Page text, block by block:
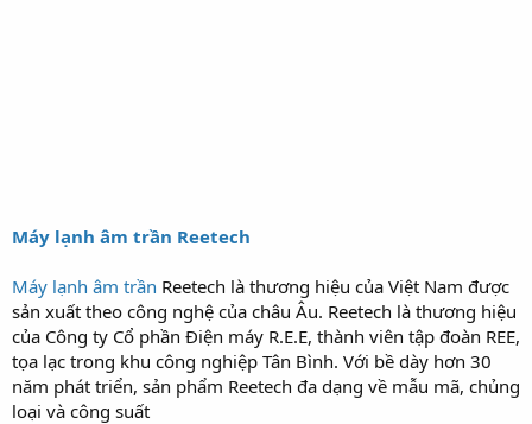
Máy lạnh âm trần Reetech
Máy lạnh âm trần Reetech là thương hiệu của Việt Nam được
sản xuất theo công nghệ của châu Âu. Reetech là thương hiệu
của Công ty Cổ phần Điện máy R.E.E, thành viên tập đoàn REE,
tọa lạc trong khu công nghiệp Tân Bình. Với bề dày hơn 30
năm phát triển, sản phẩm Reetech đa dạng về mẫu mã, chủng
loại và công suất